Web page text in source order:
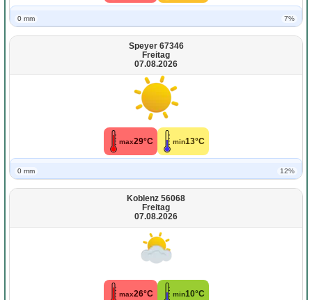
0 mm 7%
Speyer 67346
Freitag
07.08.2026
max29°C min13°C
0 mm 12%
Koblenz 56068
Freitag
07.08.2026
max26°C min10°C